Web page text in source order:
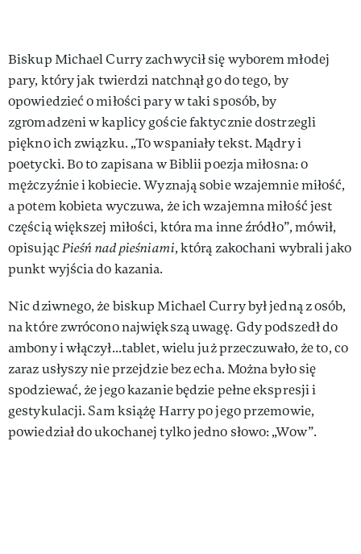
Biskup Michael Curry zachwycił się wyborem młodej
pary, który jak twierdzi natchnął go do tego, by
opowiedzieć o miłości pary w taki sposób, by
zgromadzeni w kaplicy goście faktycznie dostrzegli
piękno ich związku. „To wspaniały tekst. Mądry i
poetycki. Bo to zapisana w Biblii poezja miłosna: o
mężczyźnie i kobiecie. Wyznają sobie wzajemnie miłość,
a potem kobieta wyczuwa, że ich wzajemna miłość jest
częścią większej miłości, która ma inne źródło”, mówił,
opisującPieśń nad pieśniami, którą zakochani wybrali jako
punkt wyjścia do kazania.
Nic dziwnego, że biskup Michael Curry był jedną z osób,
na które zwrócono największą uwagę. Gdy podszedł do
ambony i włączył...tablet, wielu już przeczuwało, że to, co
zaraz usłyszy nie przejdzie bez echa. Można było się
spodziewać, że jego kazanie będzie pełne ekspresji i
gestykulacji. Sam książę Harry po jego przemowie,
powiedział do ukochanej tylko jedno słowo: „Wow”.